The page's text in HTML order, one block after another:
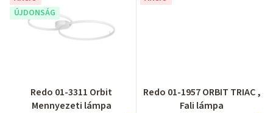
ÚJDONSÁG
Redo 01-3311 Orbit
Mennyezeti lámpa
Redo 01-1957 ORBIT TRIAC ,
Fali lámpa